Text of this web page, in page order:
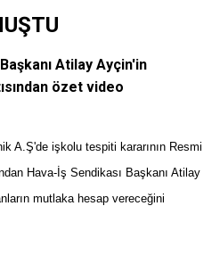
Atilay Ayçin'in
özet video
A.Ş'de işkolu tespiti kararının Resmi
Hava-İş Sendikası Başkanı Atilay
mutlaka hesap vereceğini